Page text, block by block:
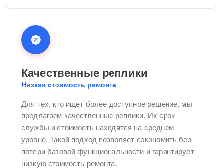
Качественные реплики
Низкая стоимость ремонта
Для тех, кто ищет более доступное решение, мы
предлагаем качественные реплики. Их срок
службы и стоимость находятся на среднем
уровне. Такой подход позволяет сэкономить без
потери базовой функциональности и гарантирует
низкую стоимость ремонта.